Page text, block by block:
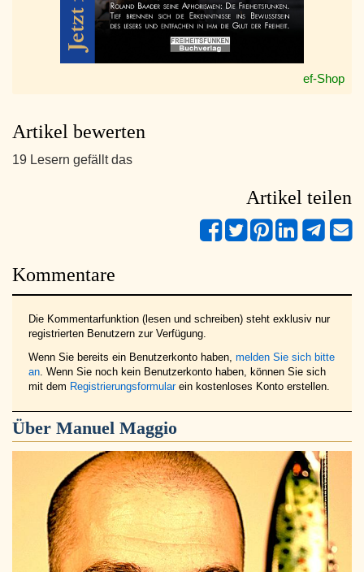
ef-Shop
Artikel bewerten
19 Lesern gefällt das
Artikel teilen
Kommentare
Die Kommentarfunktion (lesen und schreiben) steht exklusiv nur
registrierten Benutzern zur Verfügung.
Wenn Sie bereits ein Benutzerkonto haben, melden Sie sich bitte
an . Wenn Sie noch kein Benutzerkonto haben, können Sie sich
mit dem Registrierungsformularein kostenloses Konto erstellen.
Über Manuel Maggio